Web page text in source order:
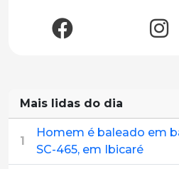
Mais lidas do dia
1
Homem é baleado em
SC-465, em Ibicaré